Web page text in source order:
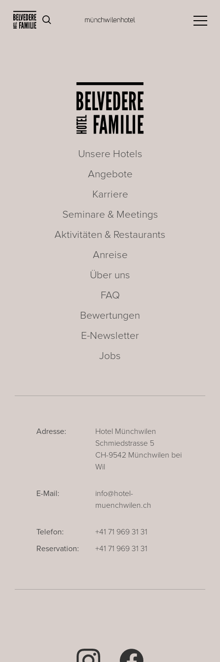
Unsere Hotels
Angebote
Karriere
Seminare & Meetings
Aktivitäten & Restaurants
Anreise
Über uns
FAQ
Bewertungen
E-Newsletter
Jobs
Adresse:
Hotel Münchwilen
Schmiedstrasse 5
CH-9542 Münchwilen bei
Wil
E-Mail:
info@hotel-
muenchwilen.ch
Telefon:
+41 71 969 31 31
Reservation:
+41 71 969 31 31